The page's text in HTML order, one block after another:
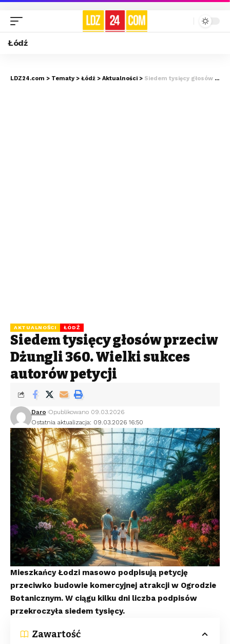
Łódź
LDZ24.com > Tematy > Łódź > Aktualności > Siedem tysięcy głosów przeciw Dżungli 360. Wielki sukces autorów petycji
AKTUALNOŚCI ŁÓDŹ
Siedem tysięcy głosów przeciw
Dżungli 360. Wielki sukces
autorów petycji
Ostatnia aktualizacja: 09.03.2026 16:50
Daro Opublikowano 09.03.2026
Mieszkańcy Łodzi masowo podpisują petycję
przeciwko budowie komercyjnej atrakcji w Ogrodzie
Botanicznym. W ciągu kilku dni liczba podpisów
przekroczyła siedem tysięcy.
Zawartość